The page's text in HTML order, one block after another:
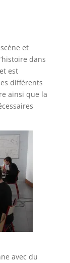
et
dans
est
différents
ainsi que la
avec du